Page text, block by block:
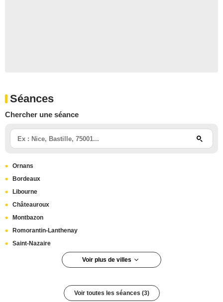
Séances
Chercher une séance
Ornans
Bordeaux
Libourne
Châteauroux
Montbazon
Romorantin-Lanthenay
Saint-Nazaire
Voir plus de villes
Lyon 7e arrondissement
Voir toutes les séances (3)